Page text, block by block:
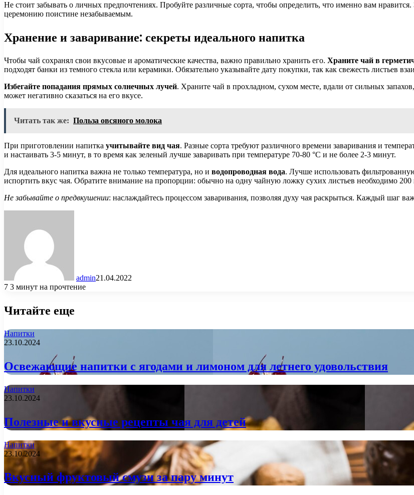
Не стоит забывать о личных предпочтениях. Пробуйте различные сорта, чтобы определить, что именно вам
церемонию поистине незабываемым.
Хранение и заваривание: секреты идеального напитка
Чтобы чай сохранял свои вкусовые и ароматические качества, важно правильно хранить его. Храните чай в
подходят банки из темного стекла или керамики. Обязательно указывайте дату покупки, так как свежесть листьев
Избегайте попадания прямых солнечных лучей. Храните чай в прохладном, сухом месте, вдали от сильных
может негативно сказаться на его вкусе.
Читать так же: Польза овсяного молока
При приготовлении напитка учитывайте вид чая. Разные сорта требуют различного времени заваривания и
и настаивать 3-5 минут, в то время как зеленый лучше заваривать при температуре 70-80 °C и не более 2-3 минут.
Для идеального напитка важна не только температура, но и водопроводная вода. Лучше использовать
испортить вкус чая. Обратите внимание на пропорции: обычно на одну чайную ложку сухих листьев необходимо
Не забывайте о предвкушении: наслаждайтесь процессом заваривания, позволяя духу чая раскрыться. Каждый шаг
admin21.04.2022
7 3 минут на прочтение
Читайте еще
Напитки
23.10.2024
Освежающие напитки с ягодами и лимоном для летнего удовольствия
Напитки
23.10.2024
Полезные и вкусные рецепты чая для детей
Напитки
23.10.2024
Вкусный фруктовый смузи за пару минут